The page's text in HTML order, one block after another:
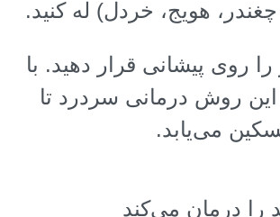
چغندر، هویج، خردل) له کنید.
روی پیشانی قرار دهید. با
این روش درمانی سردرد تا
می‌یابد.
را درمان می‌کند